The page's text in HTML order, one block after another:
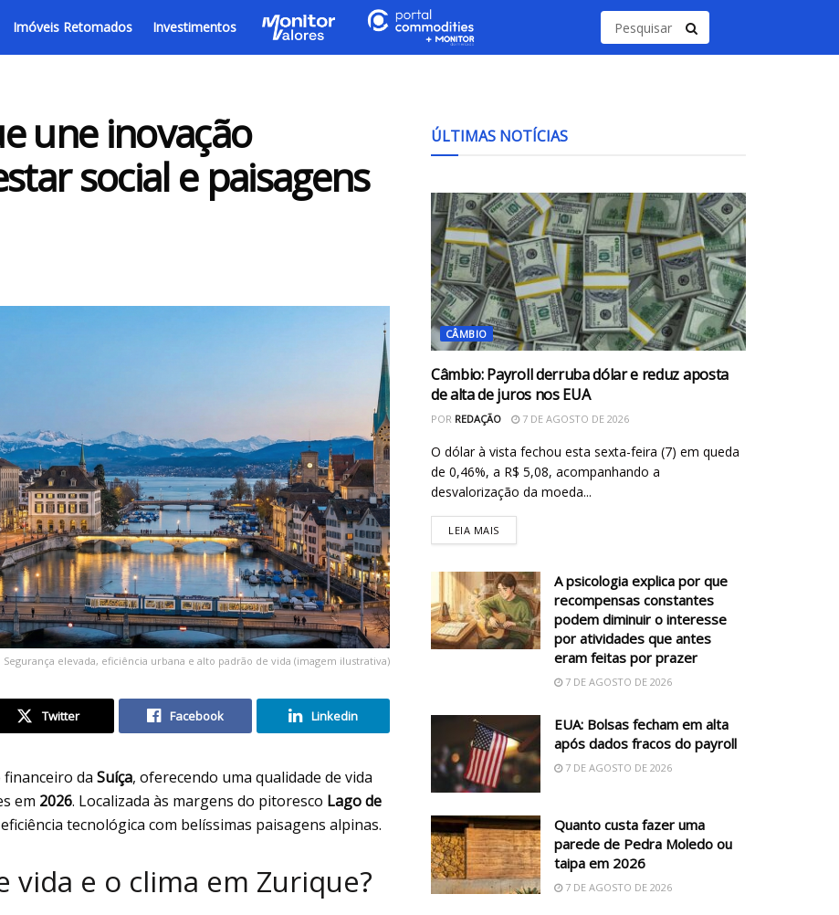
Imóveis Retomados Investimentos
une inovação
social e paisagens
Segurança elevada, eficiência urbana e alto padrão de vida (imagem ilustrativa)
Twitter Facebook Linkedin
da Suíça, oferecendo uma qualidade de vida
em 2026. Localizada às margens do pitoresco Lago de
tecnológica com belíssimas paisagens alpinas.
vida e o clima em Zurique?
ÚLTIMAS NOTÍCIAS
CÂMBIO
Câmbio: Payroll derruba dólar e reduz aposta
de alta de juros nos EUA
POR REDAÇÃO 7 DE AGOSTO DE 2026
O dólar à vista fechou esta sexta-feira (7) em queda
de 0,46%, a R$ 5,08, acompanhando a
desvalorização da moeda...
LEIA MAIS
A psicologia explica por que
recompensas constantes
podem diminuir o interesse
por atividades que antes
eram feitas por prazer
7 DE AGOSTO DE 2026
EUA: Bolsas fecham em alta
após dados fracos do payroll
7 DE AGOSTO DE 2026
Quanto custa fazer uma
parede de Pedra Moledo ou
taipa em 2026
7 DE AGOSTO DE 2026